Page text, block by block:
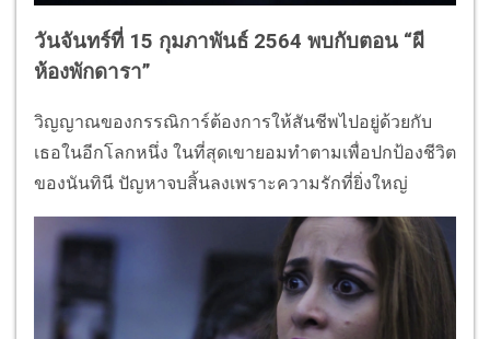
วันจันทร์ที่ 15 กุมภาพันธ์ 2564 พบกับตอน “ผี
ห้องพักดารา”
วิญญาณของกรรณิการ์ต้องการให้สันชีพไปอยู่ด้วยกับ
เธอในอีกโลกหนึ่ง ในที่สุดเขายอมทำตามเพื่อปกป้องชีวิต
ของนันทินี ปัญหาจบสิ้นลงเพราะความรักที่ยิ่งใหญ่